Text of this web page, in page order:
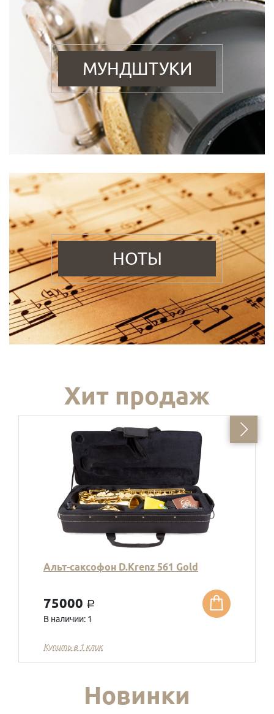
МУНДШТУКИ
НОТЫ
Хит продаж
Альт-саксофон D.Krenz 561 Gold
75000 a
В наличии: 1
Купить в 1 клик
Новинки